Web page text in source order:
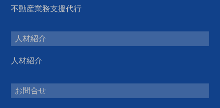
不動産業務支援代行
人材紹介
人材紹介
お問合せ